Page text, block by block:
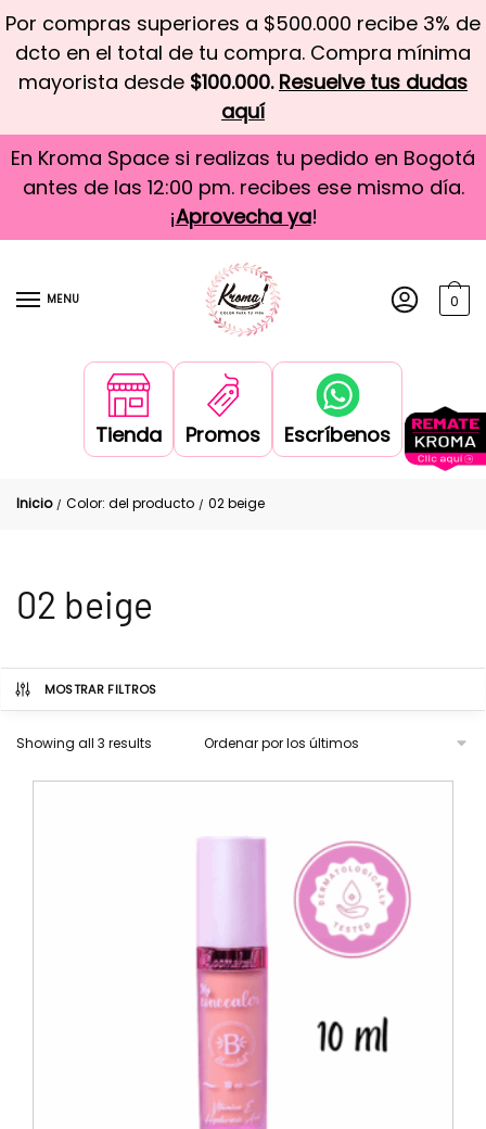
Por compras superiores a $500.000 recibe 3% de
dcto en el total de tu compra. Compra mínima
mayorista desde $100.000. Resuelve tus dudas
aquí
En Kroma Space si realizas tu pedido en Bogotá
antes de las 12:00 pm. recibes ese mismo día.
¡Aprovecha ya!
MENU 0
Tienda Promos Escríbenos
Inicio / Color: del producto / 02 beige
02 beige
MOSTRAR FILTROS
Showing all 3 results